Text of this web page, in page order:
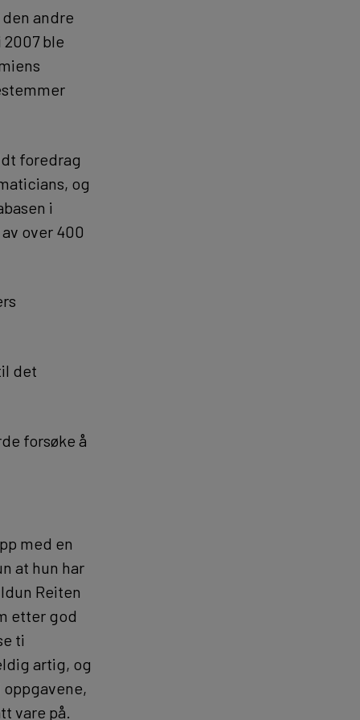
andre
ble
foredrag
og
i
over 400
det
forsøke å
med en
at hun har
Reiten
etter god
ti
artig, og
vare på.